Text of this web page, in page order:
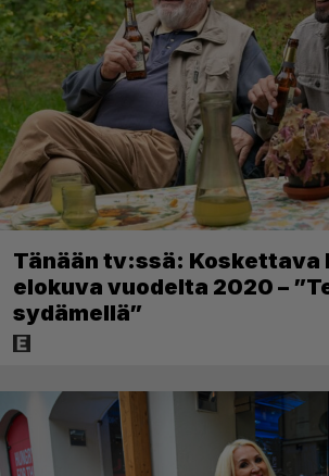
Tänään tv:ssä: Koskettava
elokuva vuodelta 2020 –
sydämellä”